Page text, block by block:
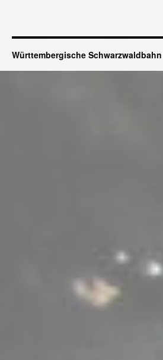
Württembergische